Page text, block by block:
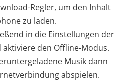
Regler, um den Inhalt
zu laden.
in die Einstellungen der
aktiviere den Offline-Modus.
Musik dann
abspielen.